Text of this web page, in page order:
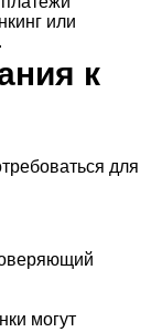
или
к
для
могут